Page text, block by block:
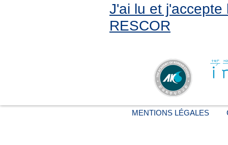
J'ai lu et
RESCOR
MENTIONS LÉGALES